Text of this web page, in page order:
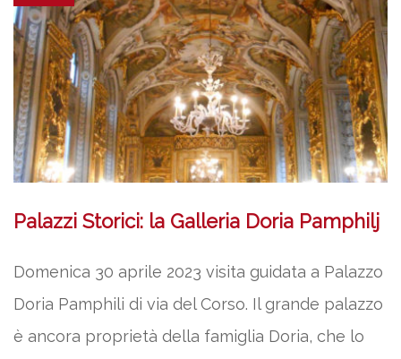
Palazzi Storici: la Galleria Doria Pamphilj
Domenica 30 aprile 2023 visita guidata a Palazzo
Doria Pamphili di via del Corso. Il grande palazzo
è ancora proprietà della famiglia Doria, che lo